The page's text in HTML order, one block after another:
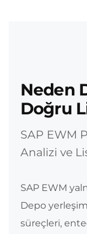
Neden
Doğru
SAP EWM
Analizi ve
SAP EWM
Depo
süreçleri,